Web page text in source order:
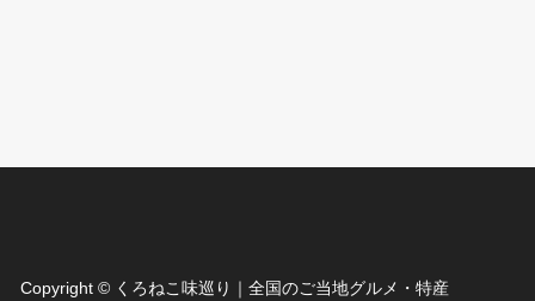
Copyright © くろねこ味巡り｜全国のご当地グルメ・特産